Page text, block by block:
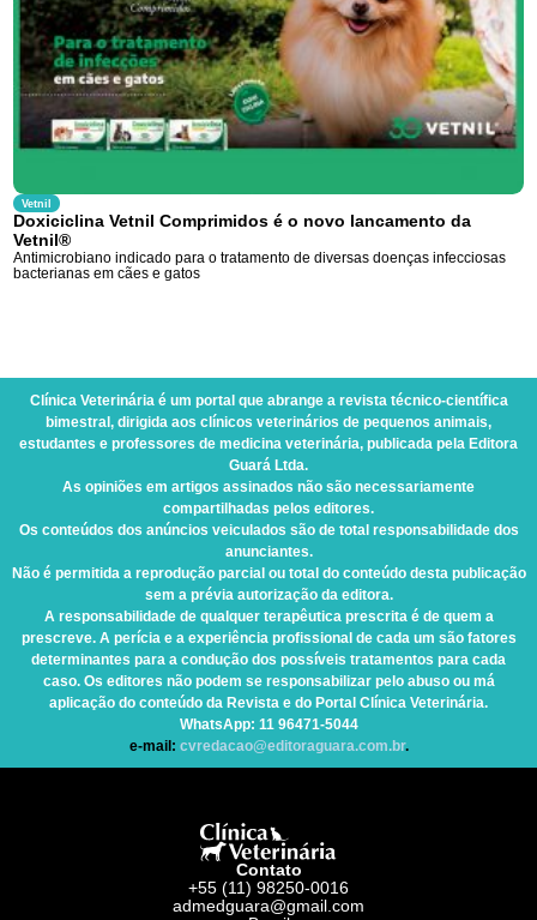
Vetnil
Doxiciclina Vetnil Comprimidos é o novo lancamento da
Vetnil®
Antimicrobiano indicado para o tratamento de diversas doenças infecciosas
bacterianas em cães e gatos
Clínica Veterinária é um portal que abrange a revista técnico-científica
bimestral, dirigida aos clínicos veterinários de pequenos animais,
estudantes e professores de medicina veterinária, publicada pela Editora
Guará Ltda.
As opiniões em artigos assinados não são necessariamente
compartilhadas pelos editores.
Os conteúdos dos anúncios veiculados são de total responsabilidade dos
anunciantes.
Não é permitida a reprodução parcial ou total do conteúdo desta publicação
sem a prévia autorização da editora.
A responsabilidade de qualquer terapêutica prescrita é de quem a
prescreve. A perícia e a experiência profissional de cada um são fatores
determinantes para a condução dos possíveis tratamentos para cada
caso. Os editores não podem se responsabilizar pelo abuso ou má
aplicação do conteúdo da Revista e do Portal Clínica Veterinária.
WhatsApp: 11 96471-5044
e-mail: cvredacao@editoraguara.com.br.
Contato
+55 (11) 98250-0016
admedguara@gmail.com